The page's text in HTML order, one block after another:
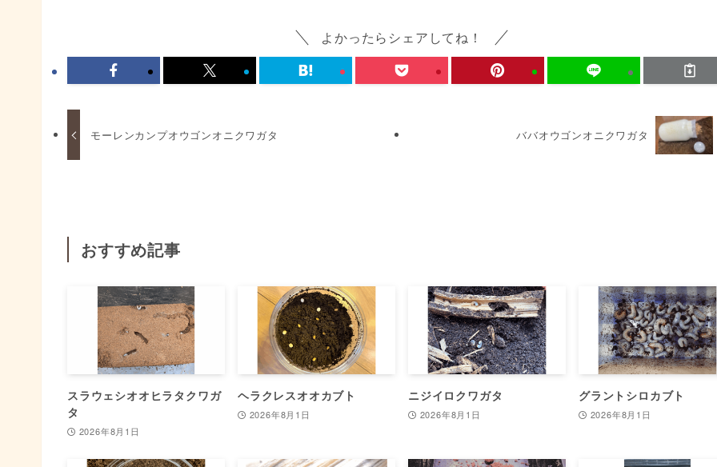
よかったらシェアしてね！
モーレンカンプオウゴンオニクワガタ ババオウゴンオニクワガタ
おすすめ記事
スラウェシオオヒラタクワガ
タ
2026年8月1日
ヘラクレスオオカブト
2026年8月1日
ニジイロクワガタ
2026年8月1日
グラントシロカブト
2026年8月1日